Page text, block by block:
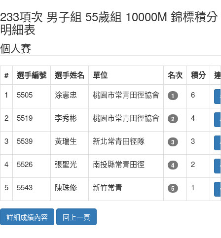
233項次 男子組 55歲組 10000M 錦標積分
明細表
個人賽
# 選手編號 選手姓名 單位 名次 積分
1 5505 涂憲忠 桃園市常青田徑協會 1 6
2 5519 李秀彬 桃園市常青田徑協會 2 4
3 5539 黃瑞生 新北常青田徑隊 3 3
4 5526 張聖光 南投縣常青田徑 4 2
5 5543 陳珠修 新竹常青 5 1
詳細成績內容